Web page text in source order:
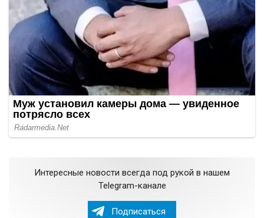
Интересные новости всегда под рукой в нашем
Telegram-канале
Подписаться